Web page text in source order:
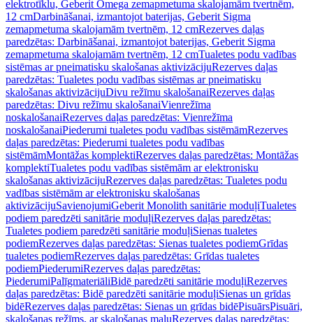
elektrotīklu, Geberit Omega zemapmetuma skalojamām tvertnēm,
12 cmDarbināšanai, izmantojot baterijas, Geberit Sigma
zemapmetuma skalojamām tvertnēm, 12 cmRezerves daļas
paredzētas: Darbināšanai, izmantojot baterijas, Geberit Sigma
zemapmetuma skalojamām tvertnēm, 12 cmTualetes podu vadības
sistēmas ar pneimatisku skalošanas aktivizācijuRezerves daļas
paredzētas: Tualetes podu vadības sistēmas ar pneimatisku
skalošanas aktivizācijuDivu režīmu skalošanaiRezerves daļas
paredzētas: Divu režīmu skalošanaiVienrežīma
noskalošanaiRezerves daļas paredzētas: Vienrežīma
noskalošanaiPiederumi tualetes podu vadības sistēmāmRezerves
daļas paredzētas: Piederumi tualetes podu vadības
sistēmāmMontāžas komplektiRezerves daļas paredzētas: Montāžas
komplektiTualetes podu vadības sistēmām ar elektronisku
skalošanas aktivizācijuRezerves daļas paredzētas: Tualetes podu
vadības sistēmām ar elektronisku skalošanas
aktivizācijuSavienojumiGeberit Monolith sanitārie moduļiTualetes
podiem paredzēti sanitārie moduļiRezerves daļas paredzētas:
Tualetes podiem paredzēti sanitārie moduļiSienas tualetes
podiemRezerves daļas paredzētas: Sienas tualetes podiemGrīdas
tualetes podiemRezerves daļas paredzētas: Grīdas tualetes
podiemPiederumiRezerves daļas paredzētas:
PiederumiPalīgmateriāliBidē paredzēti sanitārie moduļiRezerves
daļas paredzētas: Bidē paredzēti sanitārie moduļiSienas un grīdas
bidēRezerves daļas paredzētas: Sienas un grīdas bidēPisuārsPisuāri,
skalošanas režīms, ar skalošanas maluRezerves daļas paredzētas: